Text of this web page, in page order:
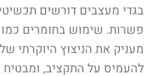
בגדי מעצבים דורשים
פשרות. שימוש בחומרים כמו
מעניק את הניצוץ היוקרתי
להעמיס על התקציב,